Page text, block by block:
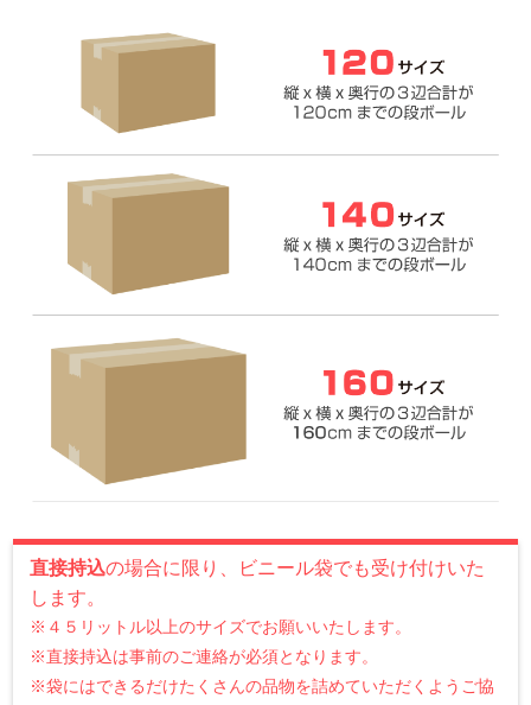
直接持込の場合に限り、ビニール袋でも受け付けいた
します。
※４５リットル以上のサイズでお願いいたします。
※直接持込は事前のご連絡が必須となります。
※袋にはできるだけたくさんの品物を詰めていただくようご協